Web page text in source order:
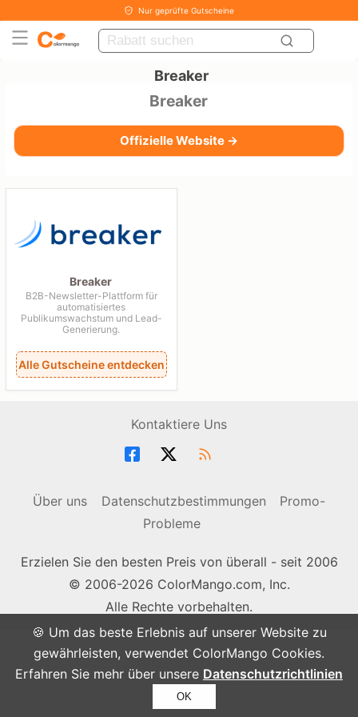
🍪 Um das beste Erlebnis auf unserer Website zu
gewährleisten, verwendet ColorMango Cookies.
Erfahren Sie mehr über unsere Datenschutzrichtlinien
OK
Nur geprüfte Gutscheine
Breaker
Breaker
Offizielle Website →
Breaker
B2B-Newsletter-Plattform für
automatisiertes
Publikumswachstum und Lead-
Generierung.
Alle Gutscheine entdecken
Kontaktiere Uns
Über uns Datenschutzbestimmungen
Promo-
Probleme
Erzielen Sie den besten Preis von überall - seit 2006
© 2006-2026 ColorMango.com, Inc.
Alle Rechte vorbehalten.